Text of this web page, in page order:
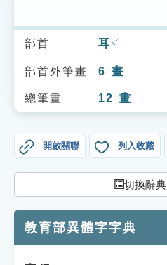
索引選單
知識索引
單字索引
貓頭鷹博士
部首 耳 ㄦˇ
部首外筆畫 6 畫
總筆畫 12 畫
開啟關聯 列入收藏
切換辭典
教育部異體字字典